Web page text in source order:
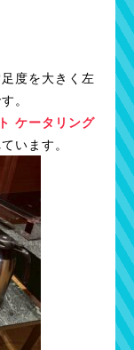
度を大きく左
。
ケータリング
います。